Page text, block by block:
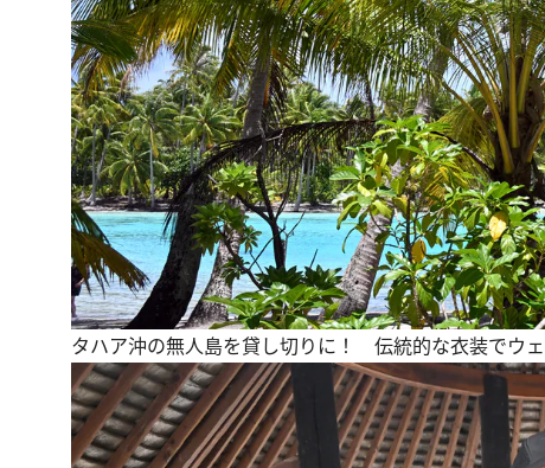
タハア沖の無人島を貸し切りに！ 伝統的な衣装でウェ